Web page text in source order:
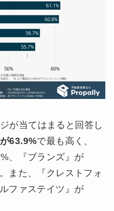
が当てはまると回答し
が63.9%で最も高く、
、『ブランズ』が
また、『クレストフォ
ファステイツ』が